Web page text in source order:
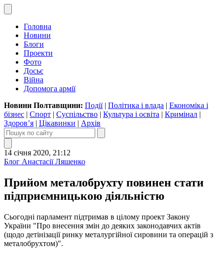
Головна
Новини
Блоги
Проекти
Фото
Досьє
Війна
Допомога армії
Новини Полтавщини: Події| Політика і влада | Економіка і
бізнес | Спорт | Суспільство | Культура і освіта | Кримінал |
Здоров’я | Цікавинки | Архів
14 січня 2020, 21:12
Блог Анастасії Ляшенко
Прийом металобрухту повинен стати
підприємницькою діяльністю
Сьогодні парламент підтримав в цілому проект Закону
України "Про внесення змін до деяких законодавчих актів
(щодо детінізації ринку металургійної сировини та операцій з
металобрухтом)".